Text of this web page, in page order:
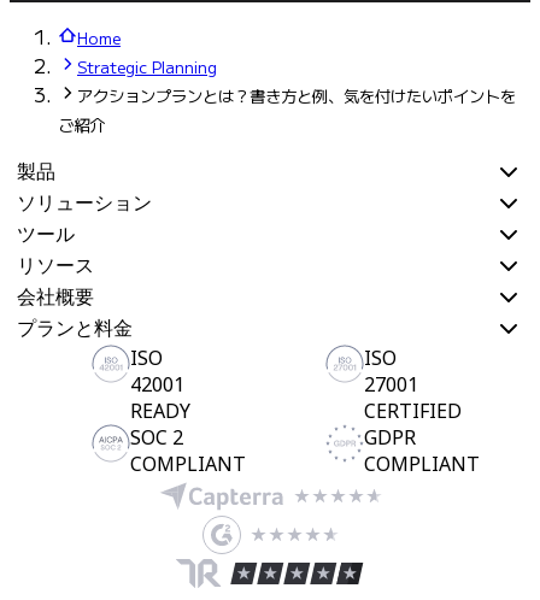
Home
Strategic Planning
アクションプランとは？書き方と例、気を付けたいポイントを
ご紹介
製品
ソリューション
ツール
リソース
会社概要
プランと料金
ISO
42001
READY
ISO
27001
CERTIFIED
SOC 2
COMPLIANT
GDPR
COMPLIANT